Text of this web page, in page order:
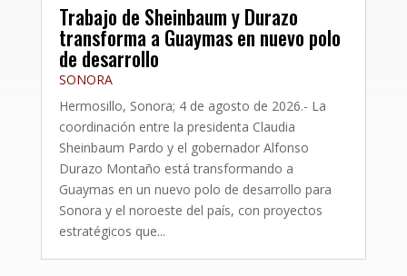
Trabajo de Sheinbaum y Durazo
transforma a Guaymas en nuevo polo
de desarrollo
SONORA
Hermosillo, Sonora; 4 de agosto de 2026.- La
coordinación entre la presidenta Claudia
Sheinbaum Pardo y el gobernador Alfonso
Durazo Montaño está transformando a
Guaymas en un nuevo polo de desarrollo para
Sonora y el noroeste del país, con proyectos
estratégicos que...